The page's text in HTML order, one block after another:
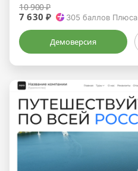
10 900 ₽
7 630 ₽ 305 баллов Плюса
Демоверсия